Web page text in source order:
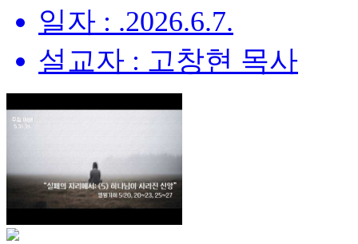
일자 : .2026.6.7.
설교자 : 고창현 목사